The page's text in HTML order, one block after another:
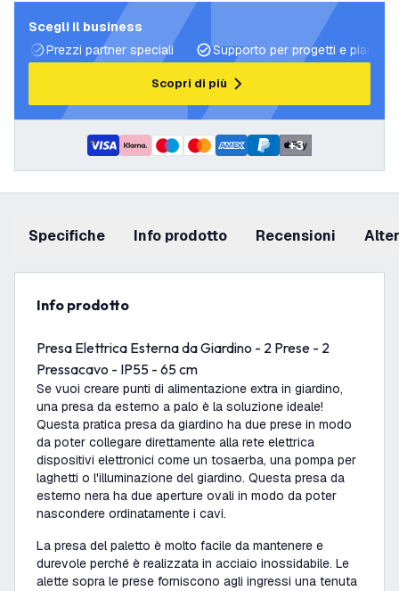
Scegli il business
Prezzi partner speciali
Supporto per progetti e piani di
Scopri di più
+3
Specifiche info prodotto recensioni
info prodotto
Presa Elettrica Esterna da Giardino - 2 Prese - 2
Pressacavo - IP55 - 65 cm
Se vuoi creare punti di alimentazione extra in giardino,
una presa da esterno a palo è la soluzione ideale!
Questa pratica presa da giardino ha due prese in modo
da poter collegare direttamente alla rete elettrica
dispositivi elettronici come un tosaerba, una pompa per
laghetti o l'illuminazione del giardino. Questa presa da
esterno nera ha due aperture ovali in modo da poter
nascondere ordinatamente i cavi.
La presa del paletto è molto facile da mantenere e
durevole perché è realizzata in acciaio inossidabile. Le
alette sopra le prese forniscono agli ingressi una tenuta